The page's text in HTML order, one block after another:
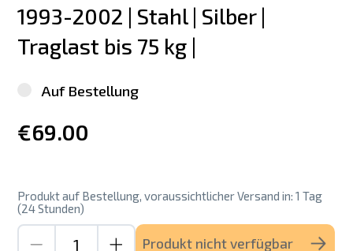
1993-2002 | Stahl | Silber |
Traglast bis 75 kg |
Auf Bestellung
€69.00
Produkt auf Bestellung, voraussichtlicher Versand in: 1 Tag
(24 Stunden)
Produkt nicht verfügbar